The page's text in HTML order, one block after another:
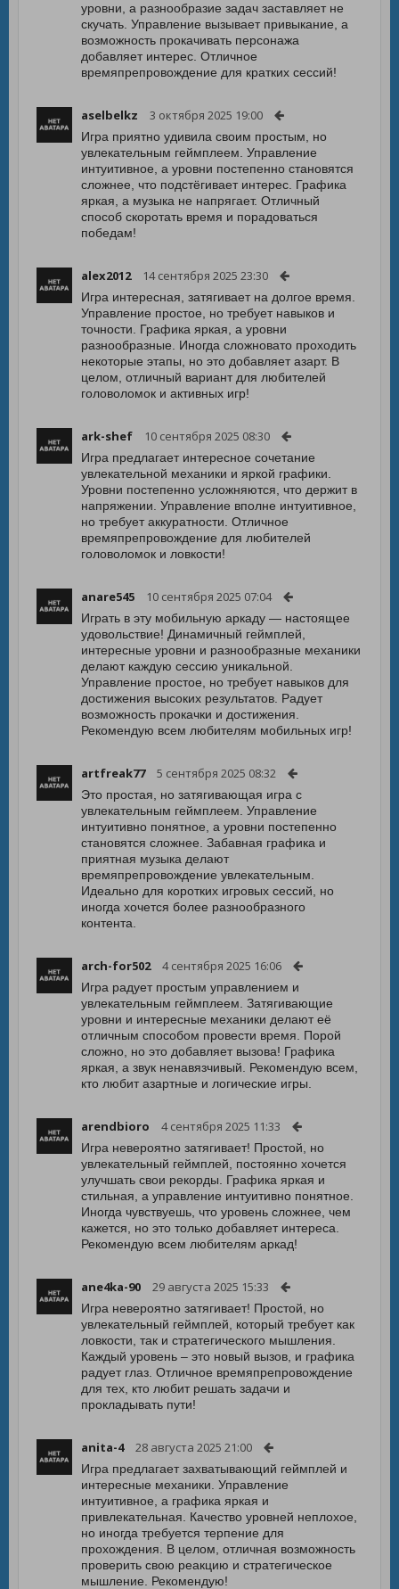
уровни, а разнообразие задач заставляет не
скучать. Управление вызывает привыкание, а
возможность прокачивать персонажа
добавляет интерес. Отличное
времяпрепровождение для кратких сессий!
aselbelkz 3 октября 2025 19:00
Игра приятно удивила своим простым, но
увлекательным геймплеем. Управление
интуитивное, а уровни постепенно становятся
сложнее, что подстёгивает интерес. Графика
яркая, а музыка не напрягает. Отличный
способ скоротать время и порадоваться
победам!
alex2012 14 сентября 2025 23:30
Игра интересная, затягивает на долгое время.
Управление простое, но требует навыков и
точности. Графика яркая, а уровни
разнообразные. Иногда сложновато проходить
некоторые этапы, но это добавляет азарт. В
целом, отличный вариант для любителей
головоломок и активных игр!
ark-shef 10 сентября 2025 08:30
Игра предлагает интересное сочетание
увлекательной механики и яркой графики.
Уровни постепенно усложняются, что держит в
напряжении. Управление вполне интуитивное,
но требует аккуратности. Отличное
времяпрепровождение для любителей
головоломок и ловкости!
anare545 10 сентября 2025 07:04
Играть в эту мобильную аркаду — настоящее
удовольствие! Динамичный геймплей,
интересные уровни и разнообразные механики
делают каждую сессию уникальной.
Управление простое, но требует навыков для
достижения высоких результатов. Радует
возможность прокачки и достижения.
Рекомендую всем любителям мобильных игр!
artfreak77 5 сентября 2025 08:32
Это простая, но затягивающая игра с
увлекательным геймплеем. Управление
интуитивно понятное, а уровни постепенно
становятся сложнее. Забавная графика и
приятная музыка делают
времяпрепровождение увлекательным.
Идеально для коротких игровых сессий, но
иногда хочется более разнообразного
контента.
arch-for502 4 сентября 2025 16:06
Игра радует простым управлением и
увлекательным геймплеем. Затягивающие
уровни и интересные механики делают её
отличным способом провести время. Порой
сложно, но это добавляет вызова! Графика
яркая, а звук ненавязчивый. Рекомендую всем,
кто любит азартные и логические игры.
arendbioro 4 сентября 2025 11:33
Игра невероятно затягивает! Простой, но
увлекательный геймплей, постоянно хочется
улучшать свои рекорды. Графика яркая и
стильная, а управление интуитивно понятное.
Иногда чувствуешь, что уровень сложнее, чем
кажется, но это только добавляет интереса.
Рекомендую всем любителям аркад!
ane4ka-90 29 августа 2025 15:33
Игра невероятно затягивает! Простой, но
увлекательный геймплей, который требует как
ловкости, так и стратегического мышления.
Каждый уровень – это новый вызов, и графика
радует глаз. Отличное времяпрепровождение
для тех, кто любит решать задачи и
прокладывать пути!
anita-4 28 августа 2025 21:00
Игра предлагает захватывающий геймплей и
интересные механики. Управление
интуитивное, а графика яркая и
привлекательная. Качество уровней неплохое,
но иногда требуется терпение для
прохождения. В целом, отличная возможность
проверить свою реакцию и стратегическое
мышление. Рекомендую!